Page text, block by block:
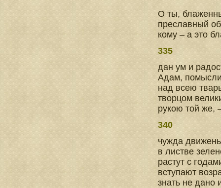
О ты,
преславный
кому – а это
335
дан ум и
Адам,
над всею
творцом
рукою той же,
340
чужда
в листве
растут с
вступают
знать не дано